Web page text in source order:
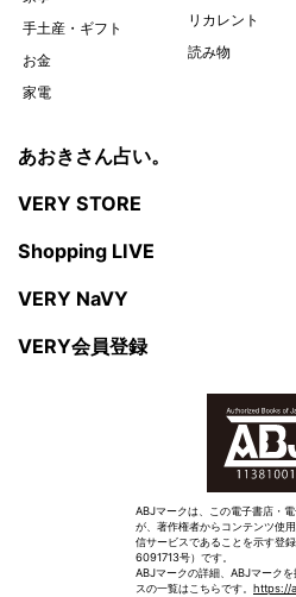
手土産・ギフト
お金
家電
リカレント
読み物
あおきさん占い。
VERY STORE
Shopping LIVE
VERY NaVY
VERY会員登録
ABJマークは、この電子書店・
が、著作権者からコンテンツ使
信サービスであることを示す登
6091713号）です。
ABJマークの詳細、ABJマーク
スの一覧はこちらです。 https://